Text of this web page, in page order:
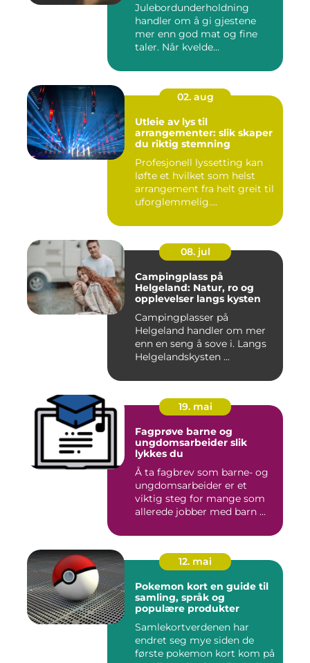
Julebordunderholdning
handler om å gi gjestene
mer enn god mat og fine
taler. Når kvelde...
02. aug
Utleie av lys til
arrangementer: slik skaper
du riktig stemning
Profesjonell lyssetting kan
løfte et hvilket som helst
arrangement fra helt greit til
uforglemmelig....
08. jul
Campingplass på
Helgeland: Natur, ro og
opplevelser langs kysten
Campingplasser på
Helgeland handler om mer
enn en seng å sove i. Langs
Helgelandskysten ...
19. mai
Fagprøve barne og
ungdomsarbeider slik
lykkes du
Å ta fagbrev som barne- og
ungdomsarbeider er et
viktig steg for mange som
allerede jobber med barn ...
12. mai
Pokemon kort en guide til
samling, språk og
populære produkter
Samlekortverdenen har
endret seg mye siden de
første pokemon kort kom på